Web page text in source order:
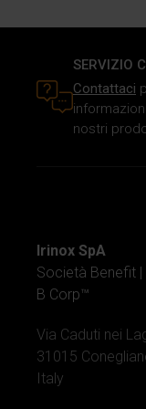
SERVIZIO
Contattaci
nostri
Irinox SpA
Società Benefit |
B Corp™
Via Caduti nei
31015
Italy